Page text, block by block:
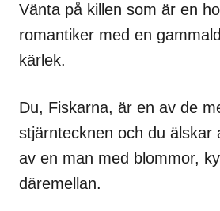
Vänta på killen som är en
romantiker med en
kärlek.
Du, Fiskarna, är en av de
stjärntecknen och du älskar
av en man med blommor,
däremellan.